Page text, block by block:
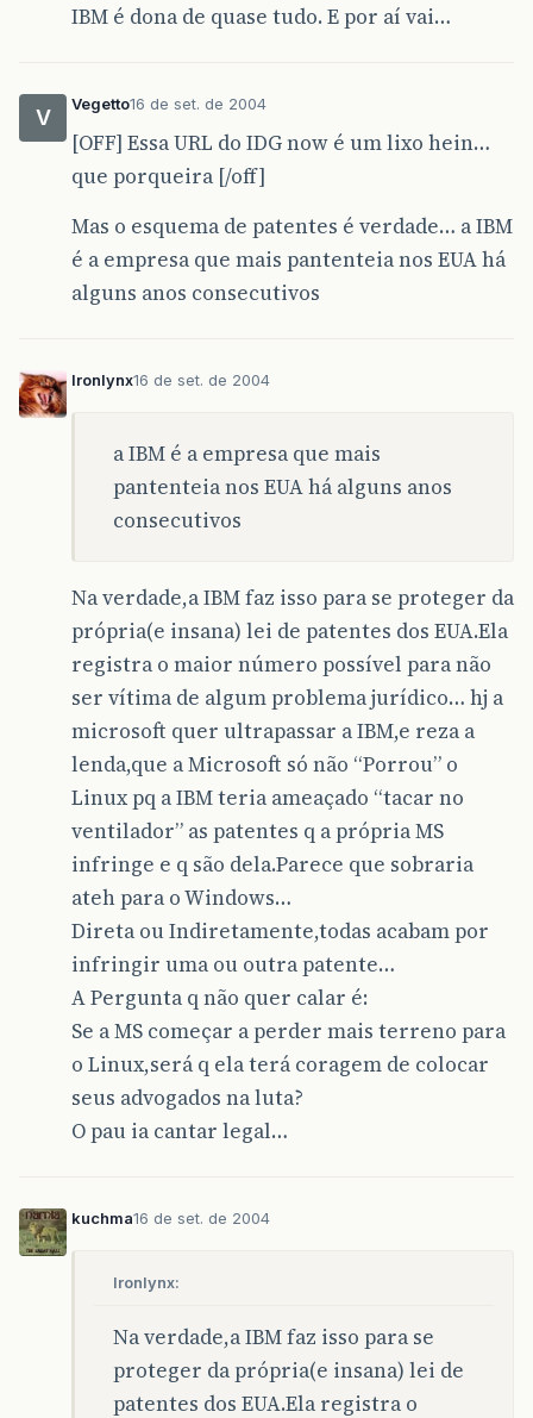
IBM é dona de quase tudo. E por aí vai…
V
Vegetto16 de set. de 2004
[OFF] Essa URL do IDG now é um lixo hein…
que porqueira [/off]
Mas o esquema de patentes é verdade… a IBM
é a empresa que mais pantenteia nos EUA há
alguns anos consecutivos
Ironlynx16 de set. de 2004
a IBM é a empresa que mais
pantenteia nos EUA há alguns anos
consecutivos
Na verdade,a IBM faz isso para se proteger da
própria(e insana) lei de patentes dos EUA.Ela
registra o maior número possível para não
ser vítima de algum problema jurídico… hj a
microsoft quer ultrapassar a IBM,e reza a
lenda,que a Microsoft só não “Porrou” o
Linux pq a IBM teria ameaçado “tacar no
ventilador” as patentes q a própria MS
infringe e q são dela.Parece que sobraria
ateh para o Windows…
Direta ou Indiretamente,todas acabam por
infringir uma ou outra patente…
A Pergunta q não quer calar é:
Se a MS começar a perder mais terreno para
o Linux,será q ela terá coragem de colocar
seus advogados na luta?
O pau ia cantar legal…
kuchma16 de set. de 2004
Ironlynx:
Na verdade,a IBM faz isso para se
proteger da própria(e insana) lei de
patentes dos EUA.Ela registra o